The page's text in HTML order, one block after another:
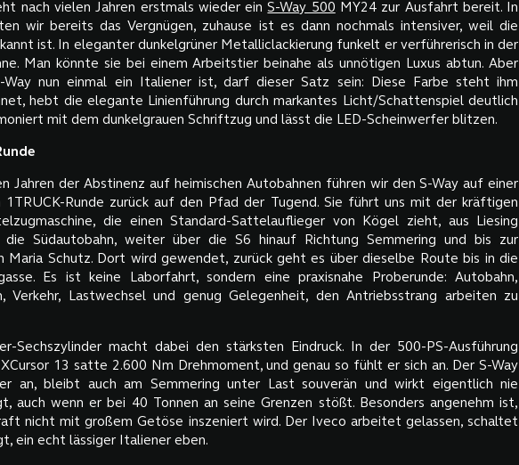
nach vielen Jahren erstmals wieder einS-Way 500 MY24 zur Ausfahrt bereit. In
wir bereits das Vergnügen, zuhause ist es dann nochmals intensiver, weil die
ist. In eleganter dunkelgrüner Metalliclackierung funkelt er verführerisch in der
Man könnte sie bei einem Arbeitstier beinahe als unnötigen Luxus abtun. Aber
Way nun einmal ein Italiener ist, darf dieser Satz sein: Diese Farbe steht ihm
hebt die elegante Linienführung durch markantes Licht/Schattenspiel deutlich
mit dem dunkelgrauen Schriftzug und lässt die LED-Scheinwerfer blitzen.
Jahren der Abstinenz auf heimischen Autobahnen führen wir den S-Way auf einer
1TRUCK-Runde zurück auf den Pfad der Tugend. Sie führt uns mit der kräftigen
die einen Standard-Sattelauflieger von Kögel zieht, aus Liesing
die Südautobahn, weiter über die S6 hinauf Richtung Semmering und bis zur
Maria Schutz. Dort wird gewendet, zurück geht es über dieselbe Route bis in die
Es ist keine Laborfahrt, sondern eine praxisnahe Proberunde: Autobahn,
Verkehr, Lastwechsel und genug Gelegenheit, den Antriebsstrang arbeiten zu
Sechszylinder macht dabei den stärksten Eindruck. In der 500-PS-Ausführung
13 satte 2.600 Nm Drehmoment, und genau so fühlt er sich an. Der S-Way
an, bleibt auch am Semmering unter Last souverän und wirkt eigentlich nie
auch wenn er bei 40 Tonnen an seine Grenzen stößt. Besonders angenehm ist,
nicht mit großem Getöse inszeniert wird. Der Iveco arbeitet gelassen, schaltet
ein echt lässiger Italiener eben.